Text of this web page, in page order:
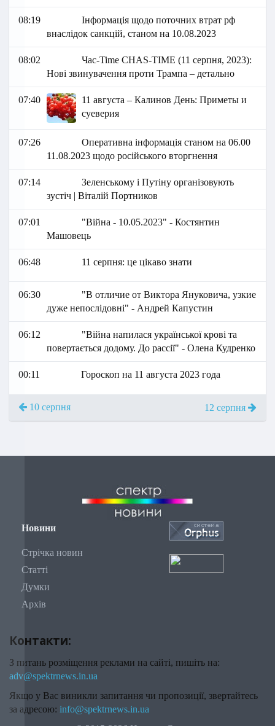
08:19
Інформація щодо поточних втрат рф
внаслідок санкцій, станом на 10.08.2023
08:02
Час-Time CHAS-TIME (11 серпня, 2023):
Нові звинувачення проти Трампа – детально
07:40
11 августа – Калинов День: Приметы и
суеверия
07:26
Оперативна інформація станом на 06.00
11.08.2023 щодо російського вторгнення
07:14
Зеленському і Путіну організовують
зустіч | Віталій Портников
07:01
"Війна - 10.05.2023" - Костянтин
Машовець
06:48 11 серпня: це цікаво знати
06:30
"В отличие от Виктора Януковича, узкие
дуже непослідовні" - Андрей Капустин
06:12
"Війна напилася української крові та
повертається додому. До рассії" - Олена Кудренко
00:11 Гороскоп на 11 августа 2023 года
10 серпня 12 серпня
Новини
Стрічка новин
Статті
Думки
Архів
Контакти:
З питань розміщення реклами на сайті, пишіть на:
adv@spektrnews.in.ua
Якщо у Вас виникли запитання чи пропозиції, звертайтесь
за адресою: info@spektrnews.in.ua